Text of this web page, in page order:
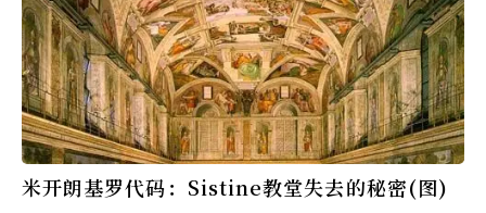
米开朗基罗代码：Sistine教堂失去的秘密(图)